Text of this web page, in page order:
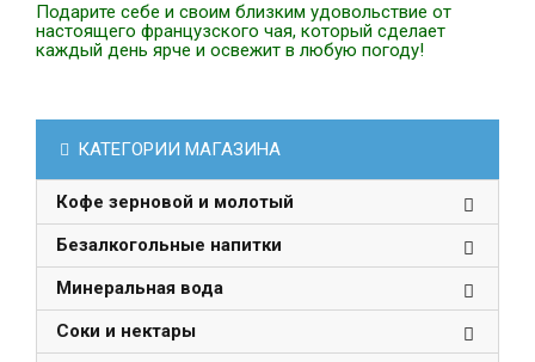
Подарите себе и своим близким удовольствие от
настоящего французского чая, который сделает
каждый день ярче и освежит в любую погоду!
КАТЕГОРИИ МАГАЗИНА
Кофе зерновой и молотый
Безалкогольные напитки
Минеральная вода
Соки и нектары